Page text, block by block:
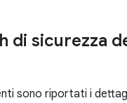
di sicurezza
sono riportati i